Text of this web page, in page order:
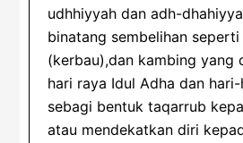
udhhiyyah dan adh-
binatang sembelihan seperti
(kerbau),dan kambing yang
hari raya Idul Adha dan
sebagi bentuk taqarrub
atau mendekatkan diri